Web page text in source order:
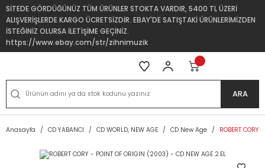
SİTEDE GÖRDÜĞÜNÜZ TÜM ÜRÜNLER STOKTA VARDIR, 5400 TL ÜZERİ
ALIŞVERİŞLERDE KARGO ÜCRETSİZDİR. EBAY'DE SATIŞTAKİ ÜRÜNLERİMİZDEN
İSTEĞİNİZ OLURSA İLETİŞİME GEÇİNİZ.
https://www.ebay.com/str/zihnimuzik
ARA
Anasayfa CD YABANCI CD WORLD, NEW AGE CD New Age ROBERT